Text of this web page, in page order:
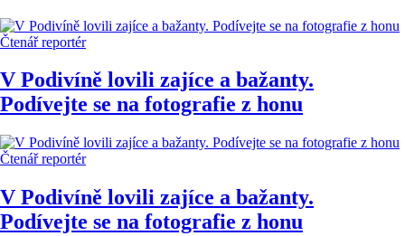
Čtenář reportér
V Podivíně lovili zajíce a bažanty.
Podívejte se na fotografie z honu
Čtenář reportér
V Podivíně lovili zajíce a bažanty.
Podívejte se na fotografie z honu